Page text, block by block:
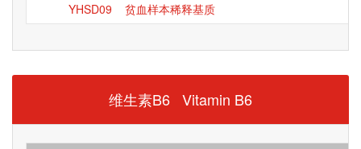
YHSD09
贫血样本稀释基质
维生素B6 Vitamin B6